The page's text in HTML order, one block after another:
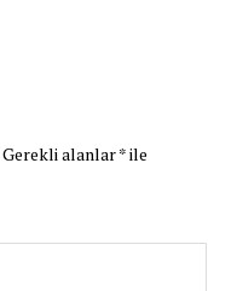
Gerekli alanlar*ile